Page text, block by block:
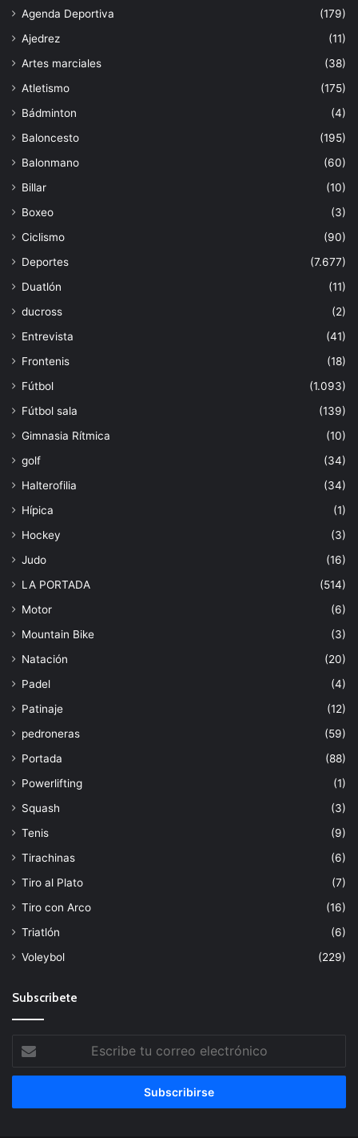
Agenda Deportiva
(179)
Ajedrez
(11)
Artes marciales
(38)
Atletismo
(175)
Bádminton
(4)
Baloncesto
(195)
Balonmano
(60)
Billar
(10)
Boxeo
(3)
Ciclismo
(90)
Deportes
(7.677)
Duatlón
(11)
ducross
(2)
Entrevista
(41)
Frontenis
(18)
Fútbol
(1.093)
Fútbol sala
(139)
Gimnasia Rítmica
(10)
golf
(34)
Halterofilia
(34)
Hípica
(1)
Hockey
(3)
Judo
(16)
LA PORTADA
(514)
Motor
(6)
Mountain Bike
(3)
Natación
(20)
Padel
(4)
Patinaje
(12)
pedroneras
(59)
Portada
(88)
Powerlifting
(1)
Squash
(3)
Tenis
(9)
Tirachinas
(6)
Tiro al Plato
(7)
Tiro con Arco
(16)
Triatlón
(6)
Voleybol
(229)
Subscribete
tu
correo